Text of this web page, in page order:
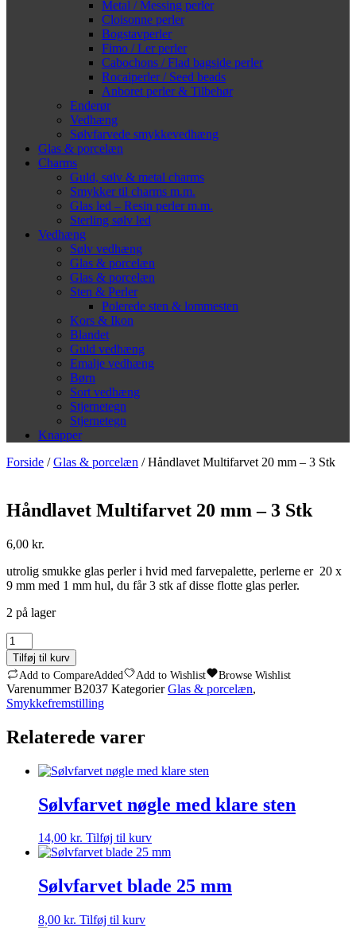
Metal / Messing perler
Cloisonne perler
Bogstavperler
Fimo / Ler perler
Cabochons / Flad bagside perler
Rocaiperler / Seed beads
Anboret perler & Tilbehør
Enderør
Vedhæng
Sølvfarvede smykkevedhæng
Glas & porcelæn
Charms
Guld, sølv & metal charms
Smykker til charms m.m.
Glas led – Resin perler m.m.
Sterling sølv led
Vedhæng
Sølv vedhæng
Glas & porcelæn
Glas & porcelæn
Sten & Perler
Polerede sten & lommesten
Kors & Ikon
Blandet
Guld vedhæng
Emalje vedhæng
Børn
Sort vedhæng
Stjernetegn
Stjernetegn
Knapper
Forside /Glas & porcelæn / Håndlavet Multifarvet 20 mm – 3 Stk
Håndlavet Multifarvet 20 mm – 3 Stk
6,00 kr.
utrolig smukke glas perler i hvid med farvepalette, perlerne er 20 x
9 mm med 1 mm hul, du får 3 stk af disse flotte glas perler.
2 på lager
Håndlavet
Multifarvet
20
mm
-
3
antal
Tilføj til kurv
Add to CompareAdded Add to Wishlist Browse Wishlist
VarenummerB2037 Kategorier Glas & porcelæn,
Smykkefremstilling
Relaterede varer
Sølvfarvet nøgle med klare sten
14,00 kr. Tilføj til kurv
Sølvfarvet blade 25 mm
8,00 kr. Tilføj til kurv